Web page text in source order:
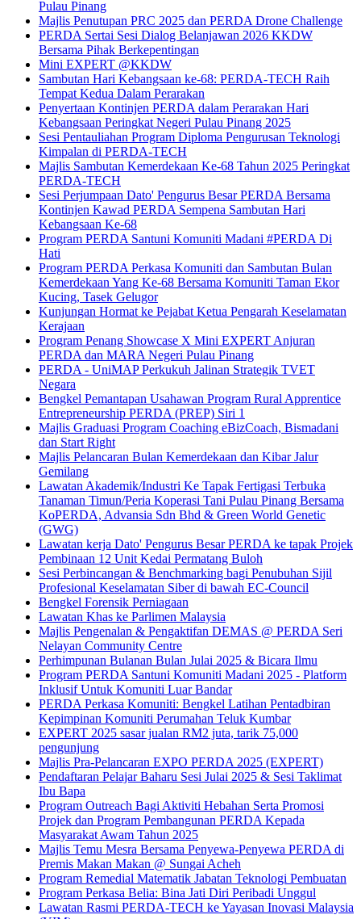
Pulau Pinang
Majlis Penutupan PRC 2025 dan PERDA Drone Challenge
PERDA Sertai Sesi Dialog Belanjawan 2026 KKDW
Bersama Pihak Berkepentingan
Mini EXPERT @KKDW
Sambutan Hari Kebangsaan ke-68: PERDA-TECH Raih
Tempat Kedua Dalam Perarakan
Penyertaan Kontinjen PERDA dalam Perarakan Hari
Kebangsaan Peringkat Negeri Pulau Pinang 2025
Sesi Pentauliahan Program Diploma Pengurusan Teknologi
Kimpalan di PERDA-TECH
Majlis Sambutan Kemerdekaan Ke-68 Tahun 2025 Peringkat
PERDA-TECH
Sesi Perjumpaan Dato' Pengurus Besar PERDA Bersama
Kontinjen Kawad PERDA Sempena Sambutan Hari
Kebangsaan Ke-68
Program PERDA Santuni Komuniti Madani #PERDA Di
Hati
Program PERDA Perkasa Komuniti dan Sambutan Bulan
Kemerdekaan Yang Ke-68 Bersama Komuniti Taman Ekor
Kucing, Tasek Gelugor
Kunjungan Hormat ke Pejabat Ketua Pengarah Keselamatan
Kerajaan
Program Penang Showcase X Mini EXPERT Anjuran
PERDA dan MARA Negeri Pulau Pinang
PERDA - UniMAP Perkukuh Jalinan Strategik TVET
Negara
Bengkel Pemantapan Usahawan Program Rural Apprentice
Entrepreneurship PERDA (PREP) Siri 1
Majlis Graduasi Program Coaching eBizCoach, Bismadani
dan Start Right
Majlis Pelancaran Bulan Kemerdekaan dan Kibar Jalur
Gemilang
Lawatan Akademik/Industri Ke Tapak Fertigasi Terbuka
Tanaman Timun/Peria Koperasi Tani Pulau Pinang Bersama
KoPERDA, Advansia Sdn Bhd & Green World Genetic
(GWG)
Lawatan kerja Dato' Pengurus Besar PERDA ke tapak Projek
Pembinaan 12 Unit Kedai Permatang Buloh
Sesi Perbincangan & Benchmarking bagi Penubuhan Sijil
Profesional Keselamatan Siber di bawah EC-Council
Bengkel Forensik Perniagaan
Lawatan Khas ke Parlimen Malaysia
Majlis Pengenalan & Pengaktifan DEMAS @ PERDA Seri
Nelayan Community Centre
Perhimpunan Bulanan Bulan Julai 2025 & Bicara Ilmu
Program PERDA Santuni Komuniti Madani 2025 - Platform
Inklusif Untuk Komuniti Luar Bandar
PERDA Perkasa Komuniti: Bengkel Latihan Pentadbiran
Kepimpinan Komuniti Perumahan Teluk Kumbar
EXPERT 2025 sasar jualan RM2 juta, tarik 75,000
pengunjung
Majlis Pra-Pelancaran EXPO PERDA 2025 (EXPERT)
Pendaftaran Pelajar Baharu Sesi Julai 2025 & Sesi Taklimat
Ibu Bapa
Program Outreach Bagi Aktiviti Hebahan Serta Promosi
Projek dan Program Pembangunan PERDA Kepada
Masyarakat Awam Tahun 2025
Majlis Temu Mesra Bersama Penyewa-Penyewa PERDA di
Premis Makan Makan @ Sungai Acheh
Program Remedial Matematik Jabatan Teknologi Pembuatan
Program Perkasa Belia: Bina Jati Diri Peribadi Unggul
Lawatan Rasmi PERDA-TECH ke Yayasan Inovasi Malaysia